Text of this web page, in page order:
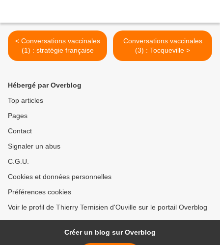
< Conversations vaccinales
(1) : stratégie française
Conversations vaccinales
(3) : Tocqueville >
Hébergé par Overblog
Top articles
Pages
Contact
Signaler un abus
C.G.U.
Cookies et données personnelles
Préférences cookies
Voir le profil de Thierry Ternisien d'Ouville sur le portail Overblog
Créer un blog sur Overblog